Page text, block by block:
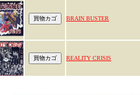
BRAIN BUSTER
REALITY CRISIS